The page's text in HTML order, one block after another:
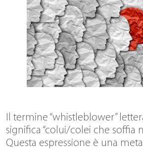
Il termine “whistleblower”
significa “colui/colei che soffia
Questa espressione è una